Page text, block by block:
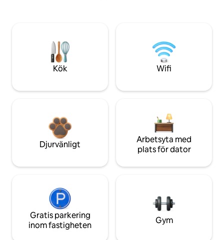
Kök Wifi
Djurvänligt
Arbetsyta med
plats för dator
Gratis parkering
inom fastigheten
Gym